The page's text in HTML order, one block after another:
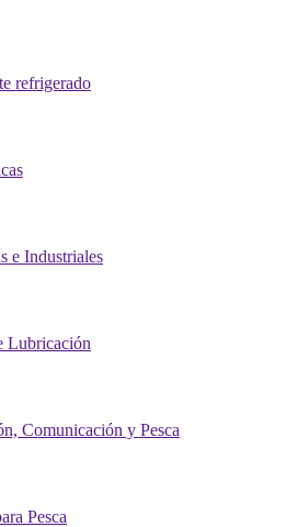
refrigerado
e Industriales
Lubricación
Comunicación y Pesca
Pesca